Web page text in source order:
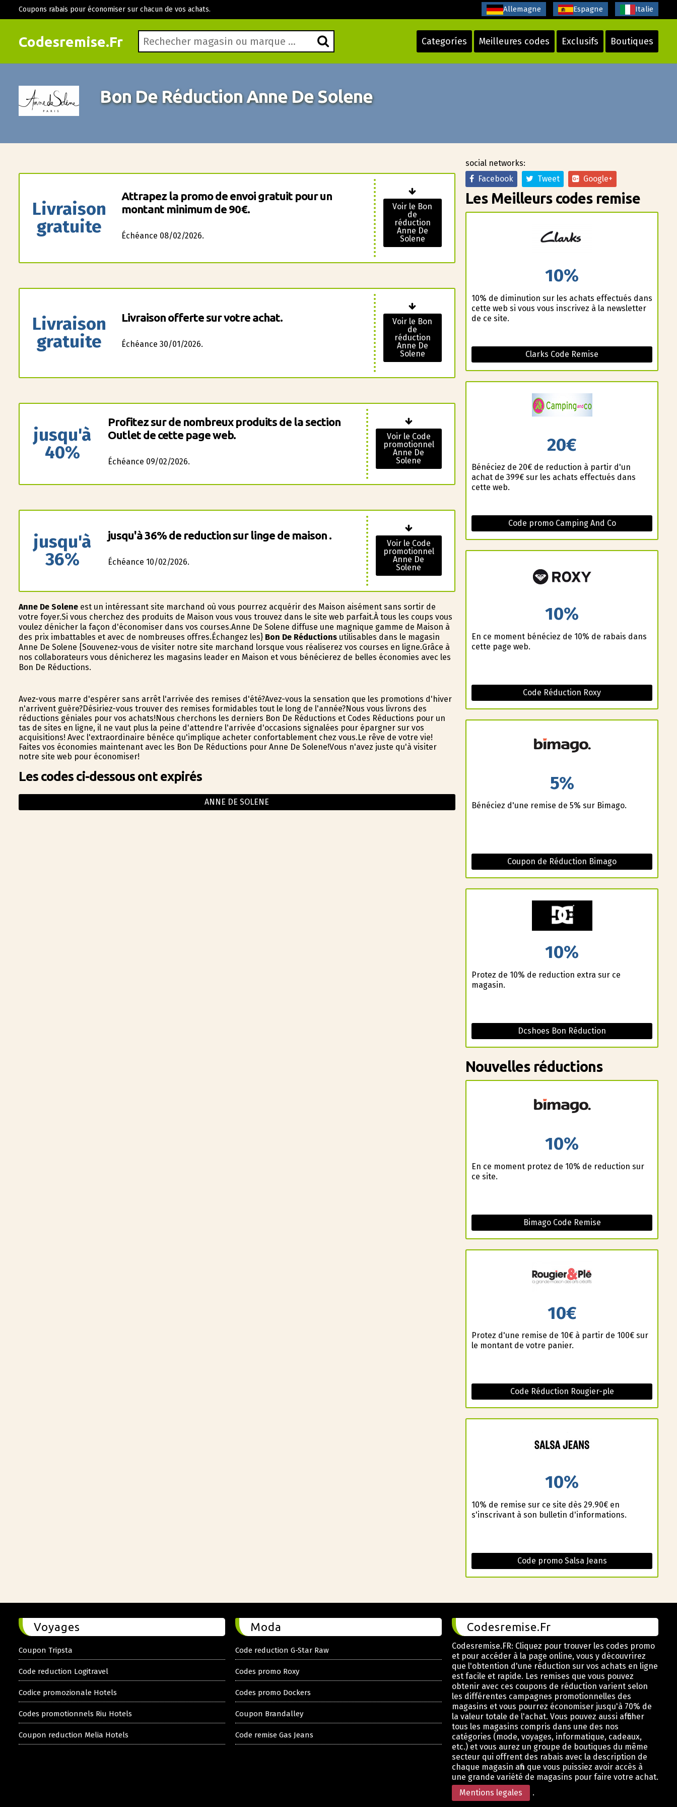
Codesremise.Fr Categoríes Meilleures codes Exclusifs Boutiques
Coupons rabais pour économiser sur chacun de vos achats. Allemagne Espagne Italie
Bon De Réduction Anne De Solene
Livraison
gratuite
Attrapez la promo de envoi gratuit pour un
montant minimum de 90€.
Échéance 08/02/2026.
Voir le Bon
de
réduction
Anne De
Solene
Livraison
gratuite
Livraison offerte sur votre achat.
Échéance 30/01/2026.
Voir le Bon
de
réduction
Anne De
Solene
jusqu'à
40%
Profitez sur de nombreux produits de la section
Outlet de cette page web.
Échéance 09/02/2026.
Voir le Code
promotionnel
Anne De
Solene
jusqu'à
36%
jusqu'à 36% de reduction sur linge de maison .
Échéance 10/02/2026.
Voir le Code
promotionnel
Anne De
Solene
Anne De Soleneest un intéressant site marchand où vous pourrez acquérir des Maison aisément sans sortir de
votre foyer.Si vous cherchez des produits de Maison vous vous trouvez dans le site web parfait.À tous les coups vous
voulez dénicher la façon d'économiser dans vos courses.Anne De Solene diffuse une magnifique gamme de Maison à
des prix imbattables et avec de nombreuses offres.Échangez les} Bon De Réductionsutilisables dans le magasin
Anne De Solene {Souvenez-vous de visiter notre site marchand lorsque vous réaliserez vos courses en ligne.Grâce à
nos collaborateurs vous dénicherez les magasins leader en Maison et vous bénéficierez de belles économies avec les
Bon De Réductions.
Avez-vous marre d'espérer sans arrêt l'arrivée des remises d'été?Avez-vous la sensation que les promotions d'hiver
n'arrivent guère?Désiriez-vous trouver des remises formidables tout le long de l'année?Nous vous livrons des
réductions géniales pour vos achats!Nous cherchons les derniers Bon De Réductions et Codes Réductions pour un
tas de sites en ligne, il ne vaut plus la peine d'attendre l'arrivée d'occasions signalées pour épargner sur vos
acquisitions! Avec l'extraordinaire bénéfice qu'implique acheter confortablement chez vous.Le rêve de votre vie!
Faites vos économies maintenant avec les Bon De Réductions pour Anne De Solene!Vous n'avez juste qu'à visiter
notre site web pour économiser!
Les codes ci-dessous ont expirés
ANNE DE SOLENE
social networks:
Facebook
Tweet Google+
Les Meilleurs codes remise
10%
10% de diminution sur les achats effectués dans
cette web si vous vous inscrivez à la newsletter
de ce site.
Clarks Code Remise
20€
Bénéficiez de 20€ de reduction à partir d'un
achat de 399€ sur les achats effectués dans
cette web.
Code promo Camping And Co
10%
En ce moment bénéficiez de 10% de rabais dans
cette page web.
Code Réduction Roxy
5%
Bénéficiez d'une remise de 5% sur Bimago.
Coupon de Réduction Bimago
10%
Profitez de 10% de reduction extra sur ce
magasin.
Dcshoes Bon Réduction
Nouvelles réductions
10%
En ce moment profitez de 10% de reduction sur
ce site.
Bimago Code Remise
10€
Profitez d'une remise de 10€ à partir de 100€ sur
le montant de votre panier.
Code Réduction Rougier-ple
10%
10% de remise sur ce site dès 29.90€ en
s'inscrivant à son bulletin d'informations.
Code promo Salsa Jeans
Voyages
Coupon Tripsta
Code reduction Logitravel
Codice promozionale Hotels
Codes promotionnels Riu Hotels
Coupon reduction Melia Hotels
Moda
Code reduction G-Star Raw
Codes promo Roxy
Codes promo Dockers
Coupon Brandalley
Code remise Gas Jeans
Codesremise.Fr
Codesremise.FR: Cliquez pour trouver les codes promo
et pour accéder à la page online, vous y découvrirez
que l'obtention d'une réduction sur vos achats en ligne
est facile et rapide. Les remises que vous pouvez
obtenir avec ces coupons de réduction varient selon
les différentes campagnes promotionnelles des
magasins et vous pourrez économiser jusqu'à 70% de
la valeur totale de l'achat. Vous pouvez aussi afficher
tous les magasins compris dans une des nos
catégories (mode, voyages, informatique, cadeaux,
etc.) et vous aurez un groupe de boutiques du même
secteur qui offrent des rabais avec la description de
chaque magasin afin que vous puissiez avoir accès à
une grande variété de magasins pour faire votre achat.
Mentions legales
.